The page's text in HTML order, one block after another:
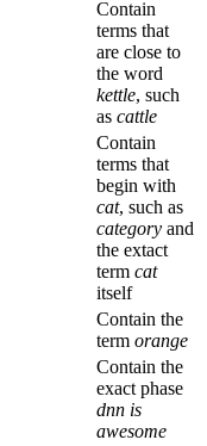
Contain
terms that
are close to
the word
kettle, such
as cattle
Contain
terms that
begin with
cat, such as
category and
the extact
term cat
itself
Contain the
term orange
Contain the
exact phase
dnn is
awesome